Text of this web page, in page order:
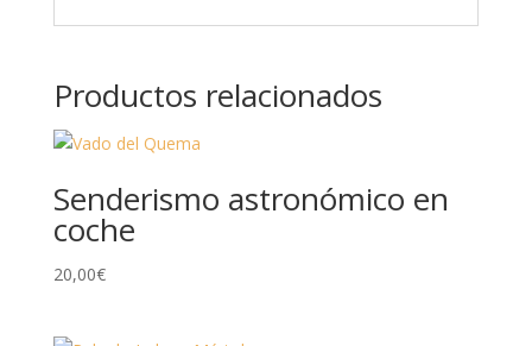
Productos relacionados
Senderismo astronómico en
coche
20,00€